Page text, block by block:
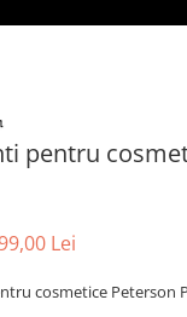
pentru
Lei
cosmetice Peterson